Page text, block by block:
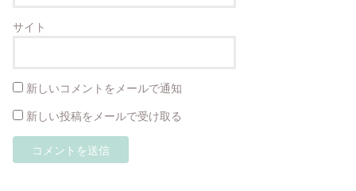
サイト
新しいコメントをメールで通知
新しい投稿をメールで受け取る